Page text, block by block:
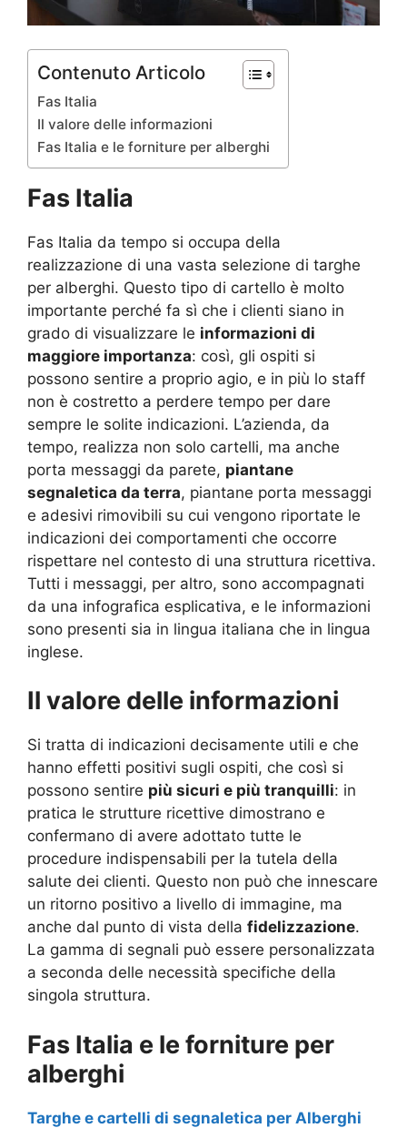
Contenuto Articolo
Fas Italia
Il valore delle informazioni
Fas Italia e le forniture per alberghi
Fas Italia
Fas Italia da tempo si occupa della
realizzazione di una vasta selezione di targhe
per alberghi. Questo tipo di cartello è molto
importante perché fa sì che i clienti siano in
grado di visualizzare le informazioni di
maggiore importanza: così, gli ospiti si
possono sentire a proprio agio, e in più lo staff
non è costretto a perdere tempo per dare
sempre le solite indicazioni. L’azienda, da
tempo, realizza non solo cartelli, ma anche
porta messaggi da parete, piantane
segnaletica da terra, piantane porta messaggi
e adesivi rimovibili su cui vengono riportate le
indicazioni dei comportamenti che occorre
rispettare nel contesto di una struttura ricettiva.
Tutti i messaggi, per altro, sono accompagnati
da una infografica esplicativa, e le informazioni
sono presenti sia in lingua italiana che in lingua
inglese.
Il valore delle informazioni
Si tratta di indicazioni decisamente utili e che
hanno effetti positivi sugli ospiti, che così si
possono sentire più sicuri e più tranquilli: in
pratica le strutture ricettive dimostrano e
confermano di avere adottato tutte le
procedure indispensabili per la tutela della
salute dei clienti. Questo non può che innescare
un ritorno positivo a livello di immagine, ma
anche dal punto di vista della fidelizzazione.
La gamma di segnali può essere personalizzata
a seconda delle necessità specifiche della
singola struttura.
Fas Italia e le forniture per
alberghi
Targhe e cartelli di segnaletica per Alberghi